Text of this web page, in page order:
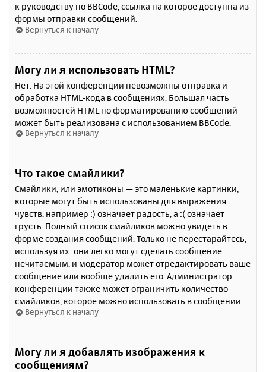
к руководству по BBCode, ссылка на которое доступна из
формы отправки сообщений.
Вернуться к началу
Могу ли я использовать HTML?
Нет. На этой конференции невозможны отправка и
обработка HTML-кода в сообщениях. Большая часть
возможностей HTML по форматированию сообщений
может быть реализована с использованием BBCode.
Вернуться к началу
Что такое смайлики?
Смайлики, или эмотиконы — это маленькие картинки,
которые могут быть использованы для выражения
чувств, например :) означает радость, а :( означает
грусть. Полный список смайликов можно увидеть в
форме создания сообщений. Только не перестарайтесь,
используя их: они легко могут сделать сообщение
нечитаемым, и модератор может отредактировать ваше
сообщение или вообще удалить его. Администратор
конференции также может ограничить количество
смайликов, которое можно использовать в сообщении.
Вернуться к началу
Могу ли я добавлять изображения к
сообщениям?